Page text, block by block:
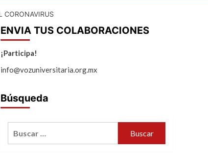
CORONAVIRUS
ENVIA TUS COLABORACIONES
¡Participa!
info@vozuniversitaria.org.mx
Búsqueda